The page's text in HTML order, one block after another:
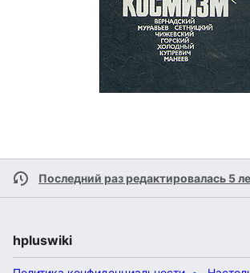
Последний раз редактировалась 5
hpluswiki